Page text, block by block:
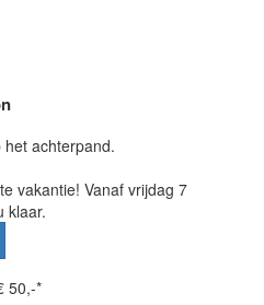
achterpand.
vakantie! Vanaf vrijdag 7
klaar.
50,-*